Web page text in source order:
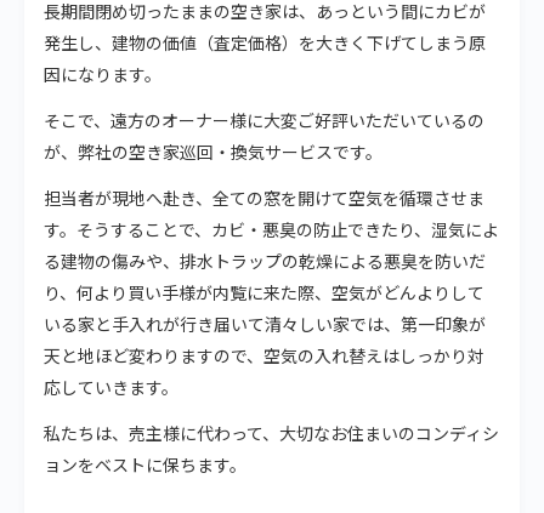
長期間閉め切ったままの空き家は、あっという間にカビが
発生し、建物の価値（査定価格）を大きく下げてしまう原
因になります。
そこで、遠方のオーナー様に大変ご好評いただいているの
が、弊社の空き家巡回・換気サービスです。
担当者が現地へ赴き、全ての窓を開けて空気を循環させま
す。そうすることで、カビ・悪臭の防止できたり、湿気によ
る建物の傷みや、排水トラップの乾燥による悪臭を防いだ
り、何より買い手様が内覧に来た際、空気がどんよりして
いる家と手入れが行き届いて清々しい家では、第一印象が
天と地ほど変わりますので、空気の入れ替えはしっかり対
応していきます。
私たちは、売主様に代わって、大切なお住まいのコンディシ
ョンをベストに保ちます。